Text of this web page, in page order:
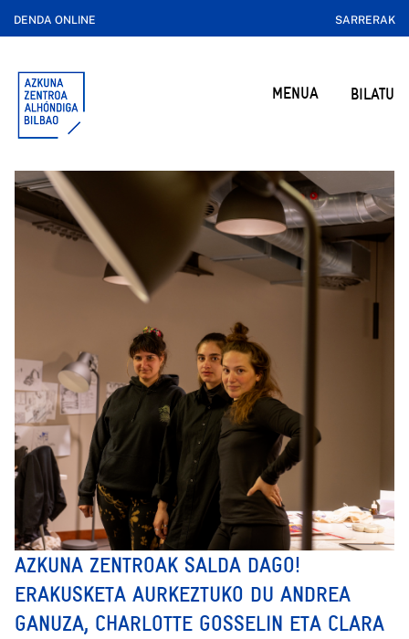
DENDA ONLINE SARRERAK
MENUA BILATU
AZKUNA ZENTROAK SALDA DAGO!
ERAKUSKETA AURKEZTUKO DU ANDREA
GANUZA, CHARLOTTE GOSSELIN ETA CLARA